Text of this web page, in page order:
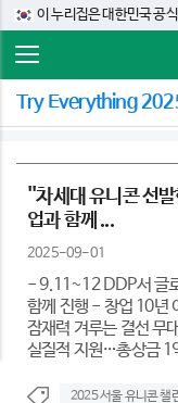
이 누리집은 대한민국 공
Try Everything
''차세대 유니콘 선
업과 함께 ...
2025-09-01
- 9.11~12 DDP서 글
함께 진행 - 창업 10년
잠재력 겨루는 결선 무
실질적 지원…총상금 1
2025 서울 유니콘 챌